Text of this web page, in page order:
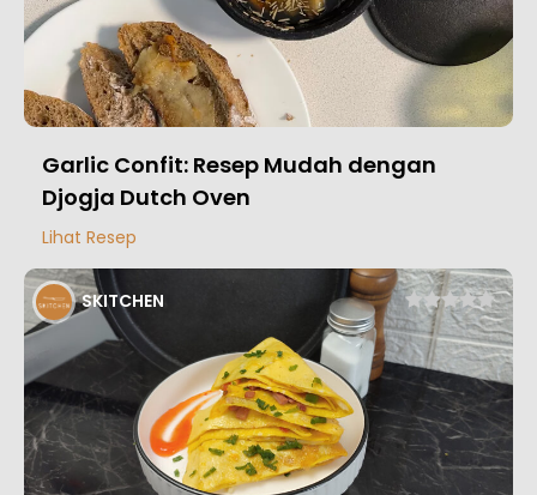
Garlic Confit: Resep Mudah dengan
Djogja Dutch Oven
Lihat Resep
SKITCHEN